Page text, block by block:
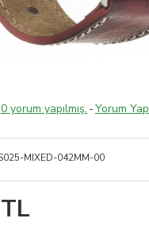
0 yorum yapılmış. -Yorum Yap
MIXED-042MM-00